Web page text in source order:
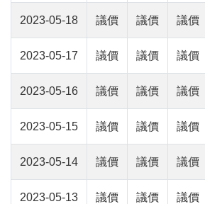
2023-05-18 議價 議價 議價
2023-05-17 議價 議價 議價
2023-05-16 議價 議價 議價
2023-05-15 議價 議價 議價
2023-05-14 議價 議價 議價
2023-05-13 議價 議價 議價